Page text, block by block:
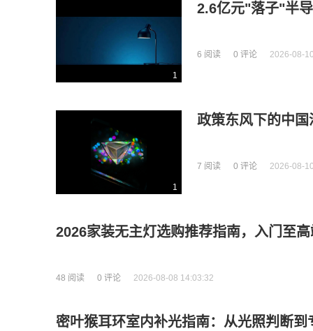
1
2.6亿元"落子"半
6 阅读 0 评论 2026-08-
1
政策东风下的中
7 阅读 0 评论 2026-08-
2026家装无主灯选购推荐指南，入门至
48 阅读 0 评论 2026-08-08 14:03:32
密叶猴耳环室内补光指南：从光照判断到